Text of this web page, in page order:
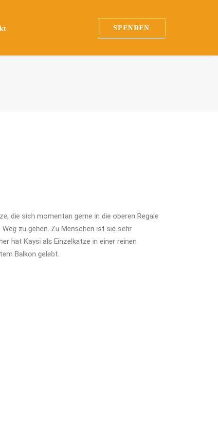
SPENDEN
die sich momentan gerne in die oberen Regale
zu gehen. Zu Menschen ist sie sehr
hat Kaysi als Einzelkatze in einer reinen
Balkon gelebt.